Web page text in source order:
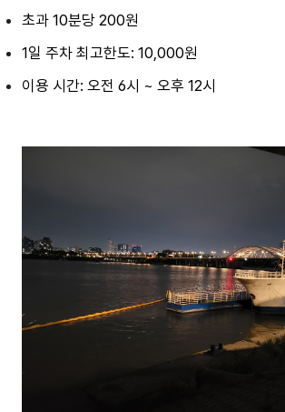
초과 10분당 200원
1일 주차 최고한도: 10,000원
이용 시간: 오전 6시 ~ 오후 12시